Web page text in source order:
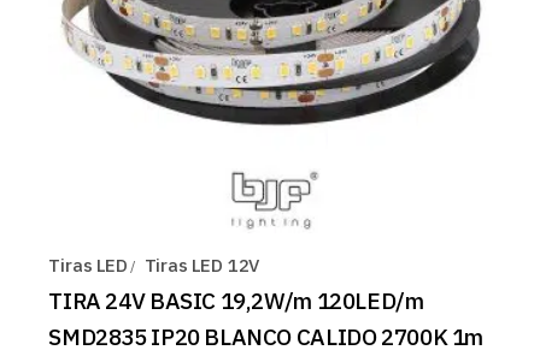
Tiras LED Tiras LED 12V
TIRA 24V BASIC 19,2W/m 120LED/m
SMD2835 IP20 BLANCO CALIDO 2700K 1m